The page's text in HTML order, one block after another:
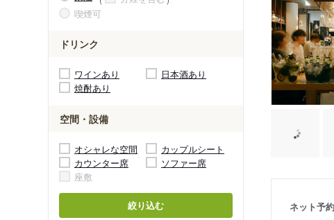
喫煙可
ドリンク
ワインあり
日本酒あり
焼酎あり
空間・設備
オシャレな空間
カップルシート
カウンター席
ソファー席
座敷
絞り込む ネット予約